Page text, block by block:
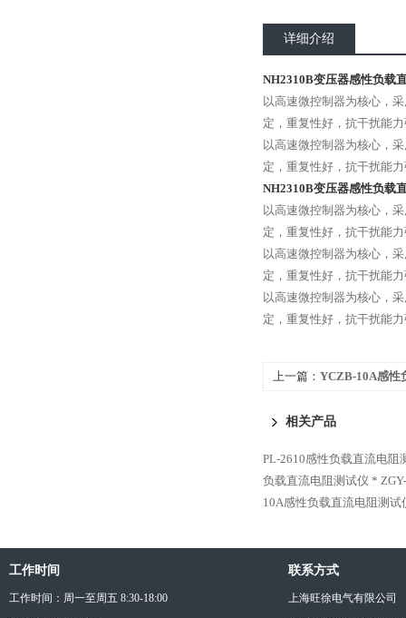
详细介绍
NH2310B变压器感性负载
以高速微控制器为核心，
定，重复性好，抗干扰能
以高速微控制器为核心，
定，重复性好，抗干扰能
NH2310B变压器感性负载
以高速微控制器为核心，
定，重复性好，抗干扰能
以高速微控制器为核心，
定，重复性好，抗干扰能
以高速微控制器为核心，
定，重复性好，抗干扰能
上一篇： YCZB-10A感性
相关产品
PL-2610感性负载直流电阻
负载直流电阻测试仪 *
10A感性负载直流电阻测试
工作时间
工作时间：周一至周五 8:30-18:00
联系方式
上海旺徐电气有限公司